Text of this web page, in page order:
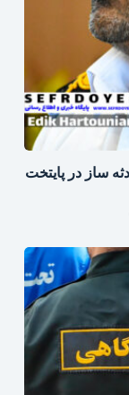
تخلف حادثه ساز در پایتخت